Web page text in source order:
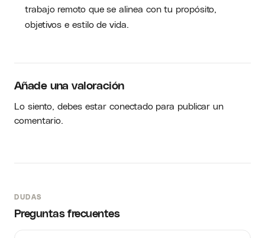
trabajo remoto que se alinea con tu propósito,
objetivos e estilo de vida.
Añade una valoración
Lo siento, debes estarconectadopara publicar un
comentario.
DUDAS
Preguntas frecuentes